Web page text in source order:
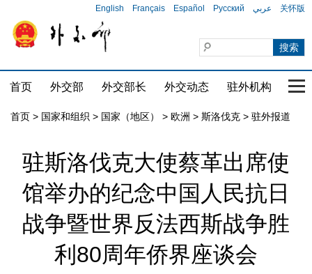
English Français Español Русский عربي 关怀版
首页 外交部 外交部长 外交动态 驻外机构 国
首页 > 国家和组织 > 国家（地区） > 欧洲 > 斯洛伐克 > 驻外报道
驻斯洛伐克大使蔡革出席使
馆举办的纪念中国人民抗日
战争暨世界反法西斯战争胜
利80周年侨界座谈会